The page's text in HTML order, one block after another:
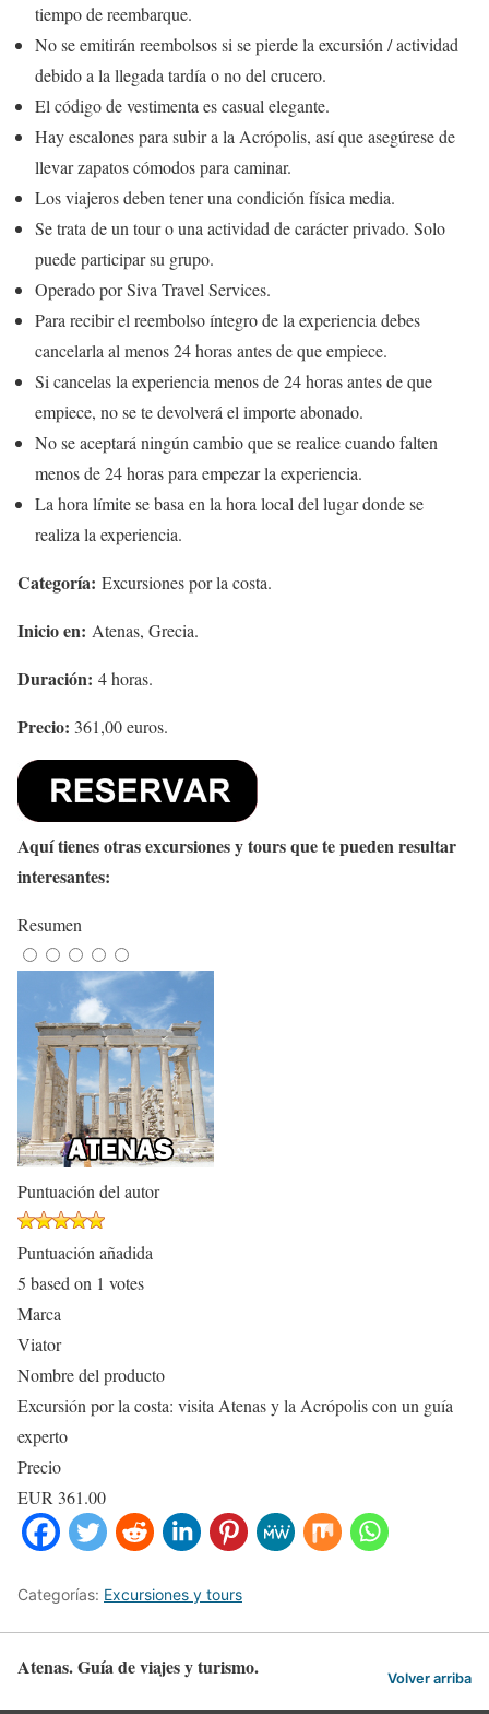
tiempo de reembarque.
No se emitirán reembolsos si se pierde la excursión / actividad
debido a la llegada tardía o no del crucero.
El código de vestimenta es casual elegante.
Hay escalones para subir a la Acrópolis, así que asegúrese de
llevar zapatos cómodos para caminar.
Los viajeros deben tener una condición física media.
Se trata de un tour o una actividad de carácter privado. Solo
puede participar su grupo.
Operado por Siva Travel Services.
Para recibir el reembolso íntegro de la experiencia debes
cancelarla al menos 24 horas antes de que empiece.
Si cancelas la experiencia menos de 24 horas antes de que
empiece, no se te devolverá el importe abonado.
No se aceptará ningún cambio que se realice cuando falten
menos de 24 horas para empezar la experiencia.
La hora límite se basa en la hora local del lugar donde se
realiza la experiencia.
Categoría: Excursiones por la costa.
Inicio en: Atenas, Grecia.
Duración: 4 horas.
Precio: 361,00 euros.
Aquí tienes otras excursiones y tours que te pueden resultar
interesantes:
Resumen
Puntuación del autor
Puntuación añadida
5 based on 1 votes
Marca
Viator
Nombre del producto
Excursión por la costa: visita Atenas y la Acrópolis con un guía
experto
Precio
EUR 361.00
Categorías: Excursiones y tours
Atenas. Guía de viajes y turismo. Volver arriba